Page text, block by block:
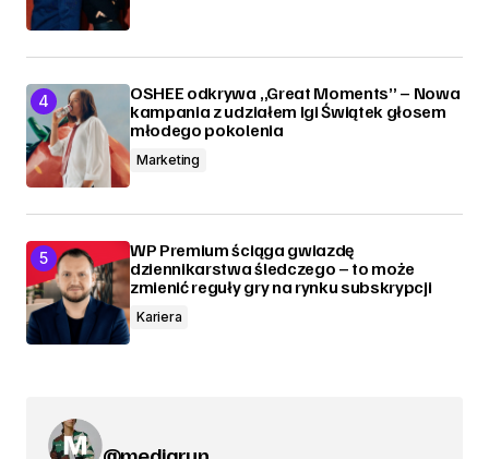
OSHEE odkrywa „Great Moments” – Nowa
kampania z udziałem Igi Świątek głosem
młodego pokolenia
Marketing
WP Premium ściąga gwiazdę
dziennikarstwa śledczego – to może
zmienić reguły gry na rynku subskrypcji
Kariera